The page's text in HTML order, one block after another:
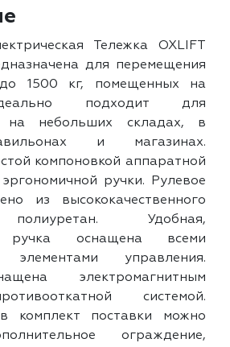
Тележка OXLIFT
для перемещения
1500 кг, помещенных на
подходит для
на небольших складах, в
и магазинах.
компоновкой аппаратной
ручки. Рулевое
из высококачественного
Удобная,
ручка оснащена всеми
элементами управления.
электромагнитным
системой.
комплект поставки можно
ограждение,